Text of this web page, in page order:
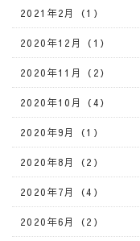
2021年2月（1）
2020年12月（1）
2020年11月（2）
2020年10月（4）
2020年9月（1）
2020年8月（2）
2020年7月（4）
2020年6月（2）